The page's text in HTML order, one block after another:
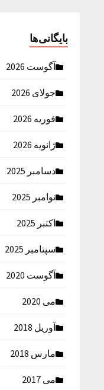
بایگانی‌ها
آگوست 2026
جولای 2026
فوریه 2026
ژانویه 2026
دسامبر 2025
نوامبر 2025
اکتبر 2025
سپتامبر 2025
آگوست 2020
می 2020
آوریل 2018
مارس 2018
می 2017